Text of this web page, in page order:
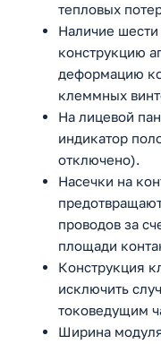
тепловых
Наличие шести
конструкцию
деформацию
клеммных
На лицевой
индикатор
отключено).
Насечки на
проводов за
площади
Конструкция
исключить
токоведущим
Ширина